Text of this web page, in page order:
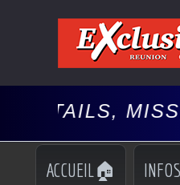
ACCUEIL🏠 INFOS